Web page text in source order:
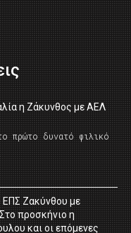
η Ζάκυνθος με ΑΕΛ
πρώτο δυνατό φιλικό
Ζακύνθου με
προσκήνιο η
και οι επόμενες